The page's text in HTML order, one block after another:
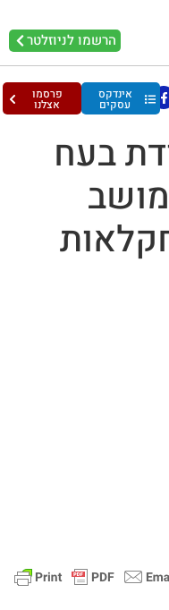
הרשמו לניוזלטר
אינדקס
עסקים
פרסמו
אצלנו
בעח